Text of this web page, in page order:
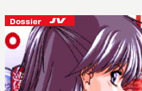
Dossier